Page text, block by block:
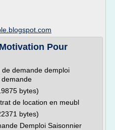
Pour
demande demploi
bytes)
de location en meubl
bytes)
Demploi Saisonnier